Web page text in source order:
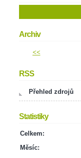
Archiv
<<
RSS
Přehled zdrojů
Statistiky
Celkem:
Měsíc: